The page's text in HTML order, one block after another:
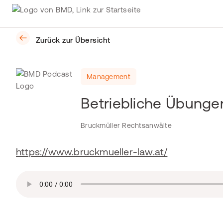
Zurück zur Übersicht
Management
Betriebliche
Bruckmüller Rechtsanwälte
https://www.bruckmueller-law.at/